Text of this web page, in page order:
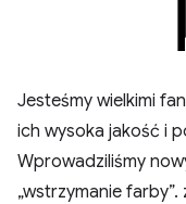
Jesteśmy wielkimi
ich wysoka jakość i
Wprowadziliśmy
„wstrzymanie